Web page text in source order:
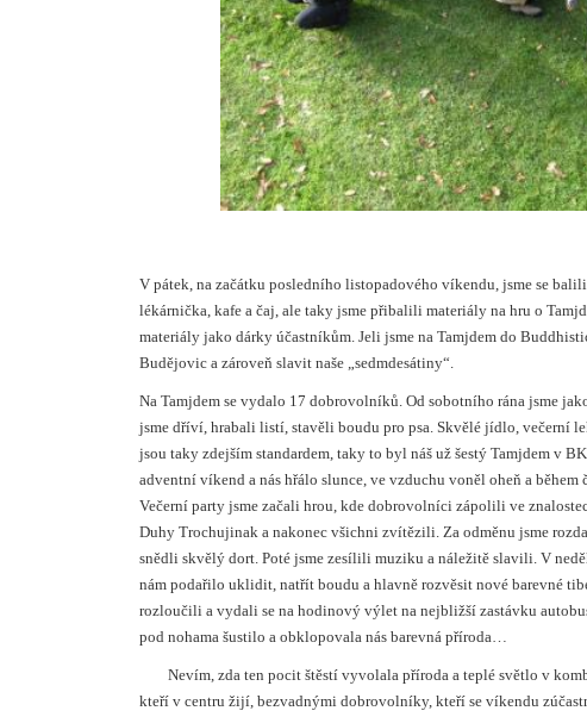
V pátek, na začátku posledního listopadového víkendu, jsme se
lékárnička, kafe a čaj, ale taky jsme přibalili materiály na hru o
materiály jako dárky účastníkům. Jeli jsme na Tamjdem do
Budějovic a zároveň slavit naše „sedmdesátiny“.
Na Tamjdem se vydalo 17 dobrovolníků. Od sobotního rána jsme
jsme dříví, hrabali listí, stavěli boudu pro psa. Skvělé jídlo, večerní
jsou taky zdejším standardem, taky to byl náš už šestý Tamjdem v
adventní víkend a nás hřálo slunce, ve vzduchu voněl oheň a
Večerní party jsme začali hrou, kde dobrovolníci zápolili ve
Duhy Trochujinak a nakonec všichni zvítězili. Za odměnu jsme
snědli skvělý dort. Poté jsme zesílili muziku a náležitě slavili. V
nám podařilo uklidit, natřít boudu a hlavně rozvěsit nové barevné
rozloučili a vydali se na hodinový výlet na nejbližší zastávku
pod nohama šustilo a obklopovala nás barevná příroda…
Nevím, zda ten pocit štěstí vyvolala příroda a teplé světlo v
kteří v centru žijí, bezvadnými dobrovolníky, kteří se víkendu